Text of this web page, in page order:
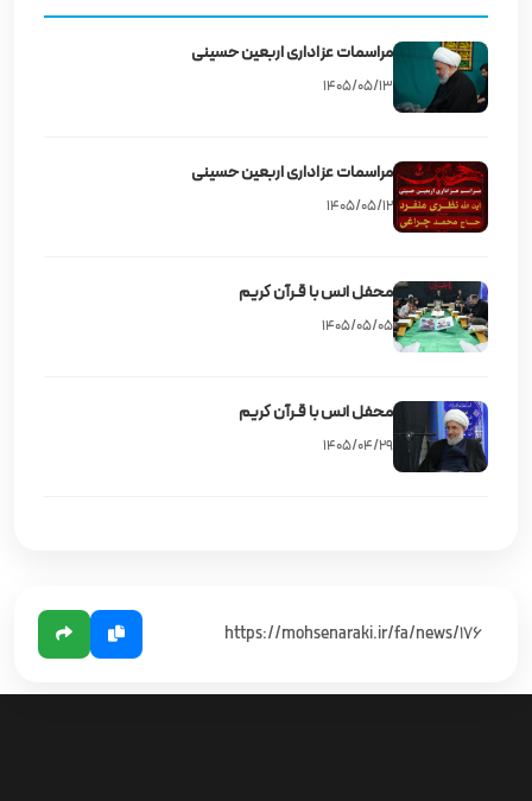
مراسمات عزاداری اربعین حسینی
۱۴۰۵/۰۵/۱۳
مراسمات عزاداری اربعین حسینی
۱۴۰۵/۰۵/۱۲
محفل انس با قـرآن کریم
۱۴۰۵/۰۵/۰۵
محفل انس با قـرآن کریم
۱۴۰۵/۰۴/۲۹